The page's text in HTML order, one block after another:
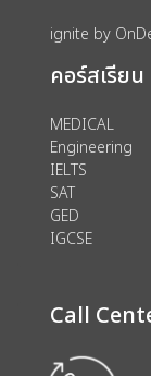
ignite by
คอร์สเรียน
MEDICAL
Engineering
IELTS
SAT
GED
IGCSE
Call